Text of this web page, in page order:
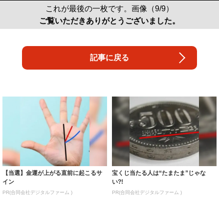
これが最後の一枚です。画像（9/9）
ご覧いただきありがとうございました。
記事に戻る
【当選】金運が上がる直前に起こるサ
イン
PR(合同会社デジタルファーム )
宝くじ当たる人は“たまたま”じゃな
い?!
PR(合同会社デジタルファーム )